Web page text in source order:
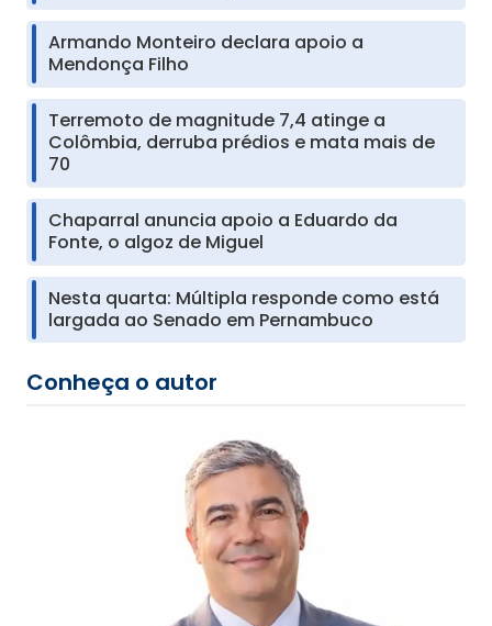
Armando Monteiro declara apoio a
Mendonça Filho
Terremoto de magnitude 7,4 atinge a
Colômbia, derruba prédios e mata mais de
70
Chaparral anuncia apoio a Eduardo da
Fonte, o algoz de Miguel
Nesta quarta: Múltipla responde como está
largada ao Senado em Pernambuco
Conheça o autor